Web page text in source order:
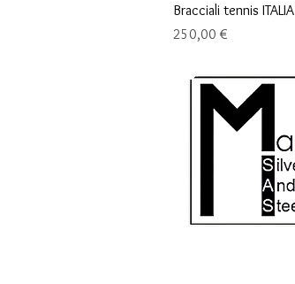
Bracciali tennis ITALIA
Precio
250,00 €